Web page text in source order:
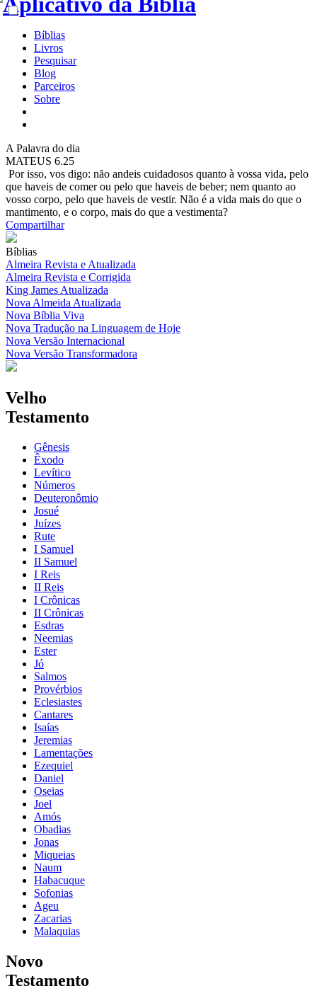
Bíblias
Livros
Pesquisar
Blog
Parceiros
Sobre
A Palavra do dia
MATEUS 6.25
Por isso, vos digo: não andeis cuidadosos quanto à vossa vida, pelo
que haveis de comer ou pelo que haveis de beber; nem quanto ao
vosso corpo, pelo que haveis de vestir. Não é a vida mais do que o
mantimento, e o corpo, mais do que a vestimenta?
Compartilhar
Bíblias
Almeira Revista e Atualizada
Almeira Revista e Corrigida
King James Atualizada
Nova Almeida Atualizada
Nova Bíblia Viva
Nova Tradução na Linguagem de Hoje
Nova Versão Internacional
Nova Versão Transformadora
Velho
Testamento
Gênesis
Êxodo
Levítico
Números
Deuteronômio
Josué
Juízes
Rute
I Samuel
II Samuel
I Reis
II Reis
I Crônicas
II Crônicas
Esdras
Neemias
Ester
Jó
Salmos
Provérbios
Eclesiastes
Cantares
Isaías
Jeremias
Lamentações
Ezequiel
Daniel
Oseias
Joel
Amós
Obadias
Jonas
Miqueias
Naum
Habacuque
Sofonias
Ageu
Zacarias
Malaquias
Novo
Testamento